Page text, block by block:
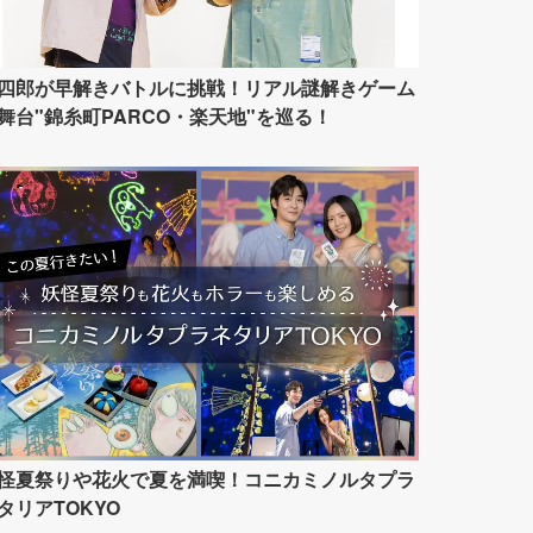
郎が早解きバトルに挑戦！リアル謎解きゲーム
台"錦糸町PARCO・楽天地"を巡る！
夏祭りや花火で夏を満喫！コニカミノルタプラ
リアTOKYO